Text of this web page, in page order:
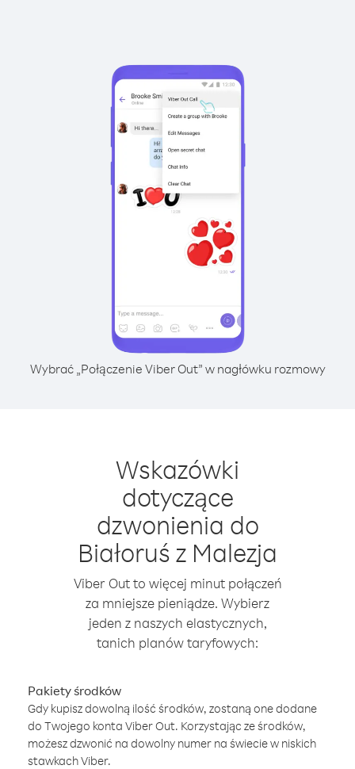
Wybrać „Połączenie Viber Out” w nagłówku rozmowy
Wskazówki
dotyczące
dzwonienia do
Białoruś z Malezja
Viber Out to więcej minut połączeń
za mniejsze pieniądze. Wybierz
jeden z naszych elastycznych,
tanich planów taryfowych:
Pakiety środków
Gdy kupisz dowolną ilość środków, zostaną one dodane
do Twojego konta Viber Out. Korzystając ze środków,
możesz dzwonić na dowolny numer na świecie w niskich
stawkach Viber.